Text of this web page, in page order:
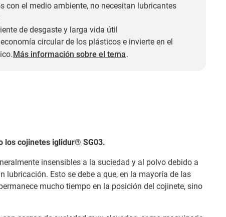
con el medio ambiente, no necesitan lubricantes
de desgaste y larga vida útil
circular de los plásticos e invierte en el
Más información sobre el tema.
los cojinetes iglidur® SG03.​
insensibles a la suciedad y al polvo debido a
lubricación. Esto se debe a que, en la mayoría de las
mucho tiempo en la posición del cojinete, sino